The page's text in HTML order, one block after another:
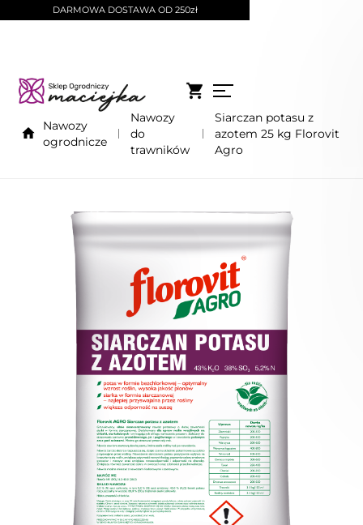
DARMOWA DOSTAWA OD 250zł
Nawozy
ogrodnicze
Nawozy
do
trawników
Siarczan potasu z
azotem 25 kg Florovit
Agro